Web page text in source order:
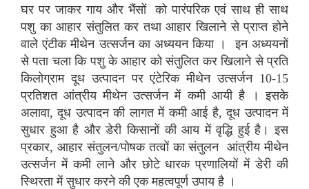
घर पर जाकर गाय और भैंसों को पारंपरिक एवं साथ ही साथ
पशु का आहार संतुलित कर तथा आहार खिलाने से प्राप्त होने
वाले एंटीक मीथेन उत्सर्जन का अध्ययन किया । इन अध्ययनों
से पता चला कि पशु के आहार को संतुलित कर खिलाने से प्रति
किलोग्राम दूध उत्पादन पर एंटेरिक मीथेन उत्सर्जन 10-15
प्रतिशत आंत्रीय मीथेन उत्सर्जन में कमी आयी है । इसके
अलावा, दूध उत्पादन की लागत में कमी आई है, दूध उत्पादन में
सुधार हुआ है और डेरी किसानों की आय में वृद्धि हुई है। इस
प्रकार, आहार संतुलन/पोषक तत्वों का संतुलन आंत्रीय मीथेन
उत्सर्जन में कमी लाने और छोटे धारक प्रणालियों में डेरी की
स्थिरता में सुधार करने की एक महत्वपूर्ण उपाय है ।